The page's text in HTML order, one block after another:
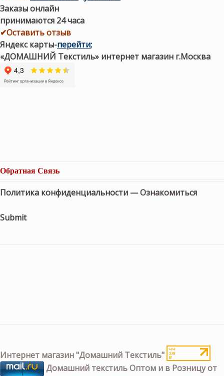
Заказы онлайн
принимаются 24 часа
✔Оставить отзыв
Яндекс карты-перейти;
«ДОМАШНИЙ Текстиль» интернет магазин г.Москва
Обратная Связь
Политика конфиденциальности —Ознакомиться
Submit
Интернет магазин "Домашний Текстиль"
Домашний текстиль Оптом и в Розницу от